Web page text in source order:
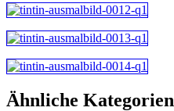
Ähnliche Kategorien